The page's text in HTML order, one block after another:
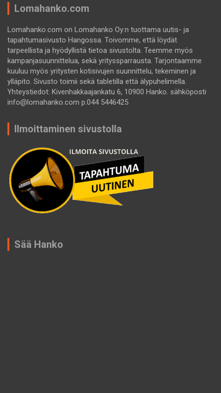
Lomahanko.com
Lomahanko.com on Lomahanko Oy:n tuottama uutis- ja
tapahtumasivusto Hangossa. Toivomme, että löydät
tarpeellista ja hyödyllistä tietoa sivustolta. Teemme myös
kampanjasuunnittelua, sekä yrityssparrausta. Tarjontaamme
kuuluu myös yritysten kotisivujen suunnittelu, tekeminen ja
ylläpito. Sivusto toimii sekä tabletilla että älypuhelimella.
Yhteystiedot: Kivenhakkaajankatu 6, 10900 Hanko. sähköposti
info@lomahanko.com p.044 5446425
Ilmoittaminen sivustolla
Sää Hanko